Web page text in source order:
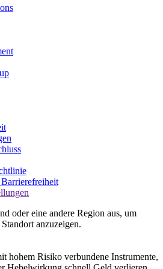
oder eine andere Region aus, um
anzuzeigen.
hohem Risiko verbundene Instrumente,